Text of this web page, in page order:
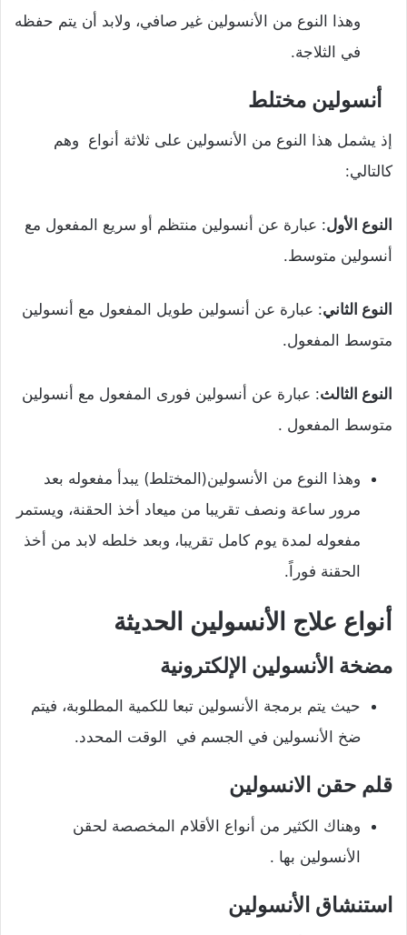
وهذا النوع من الأنسولين غير صافي، ولابد أن يتم حفظه
في الثلاجة.
أنسولين مختلط
إذ يشمل هذا النوع من الأنسولين على ثلاثة أنواع وهم
كالتالي:
النوع الأول: عبارة عن أنسولين منتظم أو سريع المفعول مع
أنسولين متوسط.
النوع الثاني: عبارة عن أنسولين طويل المفعول مع أنسولين
متوسط المفعول.
النوع الثالث: عبارة عن أنسولين فورى المفعول مع أنسولين
متوسط المفعول .
وهذا النوع من الأنسولين(المختلط) يبدأ مفعوله بعد
مرور ساعة ونصف تقريبا من ميعاد أخذ الحقنة، ويستمر
مفعوله لمدة يوم كامل تقريبا، وبعد خلطه لابد من أخذ
الحقنة فوراً.
أنواع علاج الأنسولين الحديثة
مضخة الأنسولين الإلكترونية
حيث يتم برمجة الأنسولين تبعا للكمية المطلوبة، فيتم
ضخ الأنسولين في الجسم في الوقت المحدد.
قلم حقن الانسولين
وهناك الكثير من أنواع الأقلام المخصصة لحقن
الأنسولين بها .
استنشاق الأنسولين